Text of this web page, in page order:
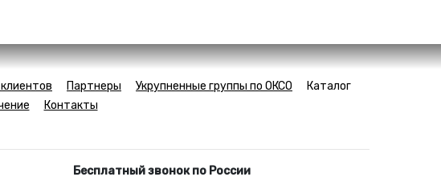
Партнеры Укрупненные группы по ОКСО
Каталог
Контакты
Бесплатный звонок по России